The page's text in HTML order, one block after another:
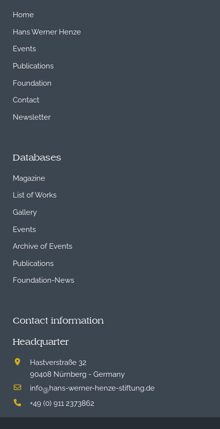
Home
Hans Werner Henze
Events
Publications
Foundation
Contact
Newsletter
Databases
Magazine
List of Works
Gallery
Events
Archive of Events
Publications
Foundation-News
Contact information
Headquarter
Hastverstraße 32
90408 Nürnberg - Germany
info@hans-werner-henze-stiftung.de
+49 (0) 911 2373862